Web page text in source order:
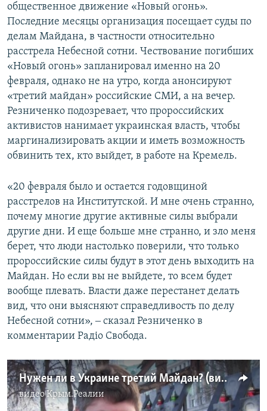
общественное движение «Новый огонь».
Последние месяцы организация посещает суды по
делам Майдана, в частности относительно
расстрела Небесной сотни. Чествование погибших
«Новый огонь» запланировал именно на 20
февраля, однако не на утро, когда анонсируют
«третий майдан» российские СМИ, а на вечер.
Резниченко подозревает, что пророссийских
активистов нанимает украинская власть, чтобы
маргинализировать акции и иметь возможность
обвинить тех, кто выйдет, в работе на Кремель.
«20 февраля было и остается годовщиной
расстрелов на Институтской. И мне очень странно,
почему многие другие активные силы выбрали
другие дни. И еще больше мне странно, и зло меня
берет, что люди настолько поверили, что только
пророссийские силы будут в этот день выходить на
Майдан. Но если вы не выйдете, то всем будет
вообще плевать. Власти даже перестанет делать
вид, что они выясняют справедливость по делу
Небесной сотни», ‒ сказал Резниченко в
комментарии Радіо Свобода.
Нужен ли в Украине третий Майдан? (видео)
видеоКрым.Реалии